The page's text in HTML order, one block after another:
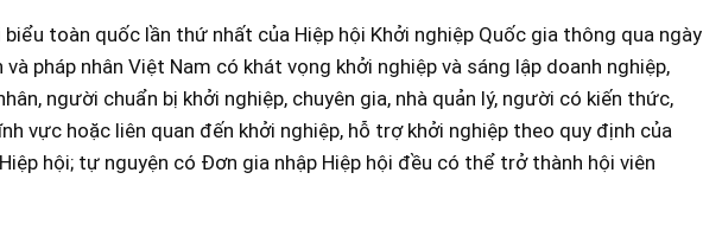
toàn quốc lần thứ nhất của Hiệp hội Khởi nghiệp Quốc gia thông qua ngày
pháp nhân Việt Nam có khát vọng khởi nghiệp và sáng lập doanh nghiệp,
người chuẩn bị khởi nghiệp, chuyên gia, nhà quản lý, người có kiến thức,
vực hoặc liên quan đến khởi nghiệp, hỗ trợ khởi nghiệp theo quy định của
hội; tự nguyện có Đơn gia nhập Hiệp hội đều có thể trở thành hội viên